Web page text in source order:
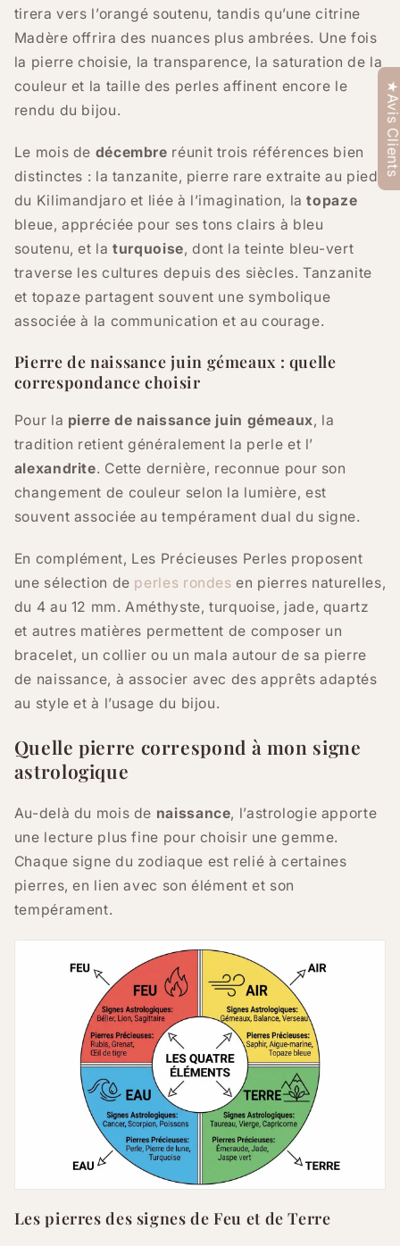
tirera vers l’orangé soutenu, tandis qu’une citrine
Madère offrira des nuances plus ambrées. Une fois
la pierre choisie, la transparence, la saturation de la
couleur et la taille des perles affinent encore le
rendu du bijou.
Le mois de décembre réunit trois références bien
distinctes : la tanzanite, pierre rare extraite au pied
du Kilimandjaro et liée à l’imagination, latopaze
bleue, appréciée pour ses tons clairs à bleu
soutenu, et laturquoise, dont la teinte bleu-vert
traverse les cultures depuis des siècles. Tanzanite
et topaze partagent souvent une symbolique
associée à la communication et au courage.
Pierre de naissance juin gémeaux : quelle
correspondance choisir
Pour la pierre de naissance juin gémeaux, la
tradition retient généralement la perle et l’
alexandrite. Cette dernière, reconnue pour son
changement de couleur selon la lumière, est
souvent associée au tempérament dual du signe.
En complément, Les Précieuses Perles proposent
une sélection de perles rondes en pierres naturelles,
du 4 au 12 mm. Améthyste, turquoise, jade, quartz
et autres matières permettent de composer un
bracelet, un collier ou un mala autour de sa pierre
de naissance, à associer avec des apprêts adaptés
au style et à l’usage du bijou.
Quelle pierre correspond à mon signe
astrologique
Au-delà du mois de naissance, l’astrologie apporte
une lecture plus fine pour choisir une gemme.
Chaque signe du zodiaque est relié à certaines
pierres, en lien avec son élément et son
tempérament.
Les pierres des signes de Feu et de Terre
★Avis